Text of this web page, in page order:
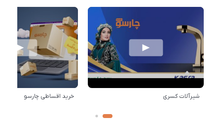
شیرآلات کسری خرید اقساطی چارسو